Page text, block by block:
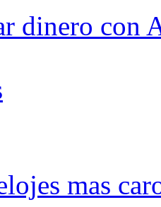
dinero con
mas